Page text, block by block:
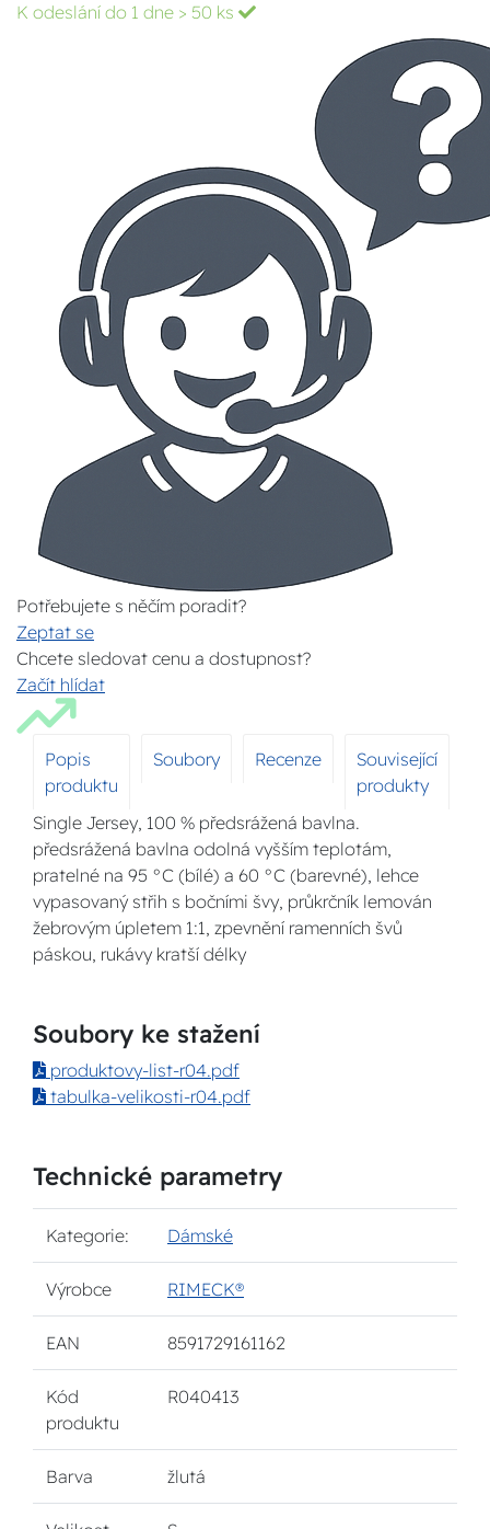
K odeslání do 1 dne > 50 ks
Potřebujete s něčím poradit?
Zeptat se
Chcete sledovat cenu a dostupnost?
Začít hlídat
Popis
produktu
Soubory Recenze
Související
produkty
Single Jersey, 100 % předsrážená bavlna.
předsrážená bavlna odolná vyšším teplotám,
pratelné na 95 °C (bílé) a 60 °C (barevné), lehce
vypasovaný střih s bočními švy, průkrčník lemován
žebrovým úpletem 1:1, zpevnění ramenních švů
páskou, rukávy kratší délky
Soubory ke stažení
produktovy-list-r04.pdf
tabulka-velikosti-r04.pdf
Technické parametry
Kategorie: Dámské
Výrobce RIMECK®
EAN 8591729161162
Kód
produktu
R040413
Barva žlutá